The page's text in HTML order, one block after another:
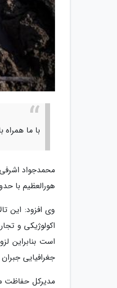
با ما همراه
هورالعظیم با حدود 360 هزار هکتار در کشور ایران و عراق واقع شده که یک سوم آن در محدوده ایران
وی افزود: این
اکولوژیکی و
است بنابراین
جغرافیایی
مدیرکل حفاظت